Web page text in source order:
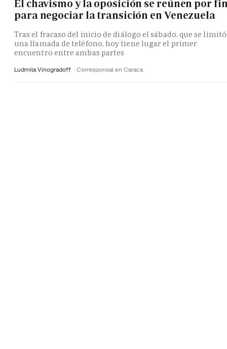
El chavismo y la oposición se reúnen por
para negociar la transición en Venezuela
Tras el fracaso del inicio de diálogo el sábado, que se
una llamada de teléfono, hoy tiene lugar el primer
encuentro entre ambas partes
Ludmila Vinogradoff Corresponsal en Caraca